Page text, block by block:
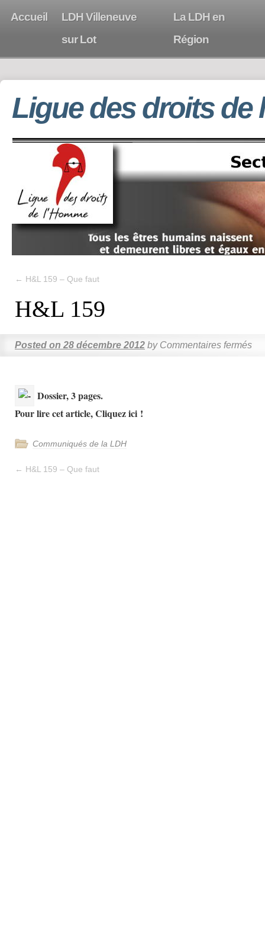
Accueil
LDH Villeneuve
sur Lot
La LDH en
Région
Ligue des droits de
← H&L 159 – Que faut
H&L 159
Posted on 28 décembre 2012 by Commentaires fermés
Dossier, 3 pages.
Pour lire cet article, Cliquez ici !
Communiqués de la LDH
← H&L 159 – Que faut